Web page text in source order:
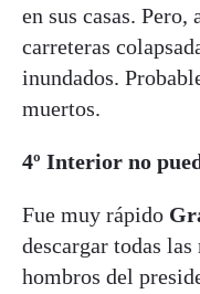
en sus casas. Pero,
carreteras
inundados.
muertos.
4º Interior no
Fue muy rápido
descargar todas
hombros del